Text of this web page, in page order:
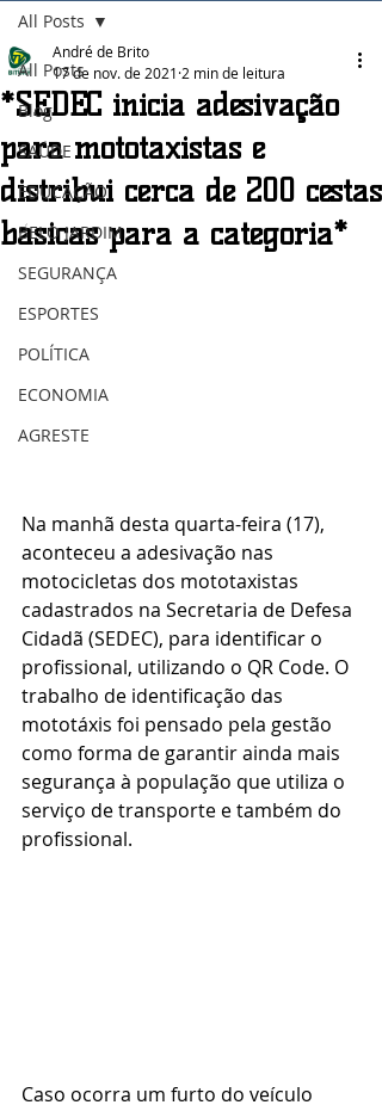
All Posts
Blog
SAÚDE
EDUCAÇÃO
BELO JARDIM
SEGURANÇA
ESPORTES
POLÍTICA
ECONOMIA
AGRESTE
All Posts
*SEDEC inicia adesivação
para mototaxistas e
distribui cerca de 200 cestas
básicas para a categoria*
André de Brito
17 de nov. de 2021 2 min de leitura
Na manhã desta quarta-feira (17),
aconteceu a adesivação nas
motocicletas dos mototaxistas
cadastrados na Secretaria de Defesa
Cidadã (SEDEC), para identificar o
profissional, utilizando o QR Code. O
trabalho de identificação das
mototáxis foi pensado pela gestão
como forma de garantir ainda mais
segurança à população que utiliza o
serviço de transporte e também do
profissional.
Caso ocorra um furto do veículo